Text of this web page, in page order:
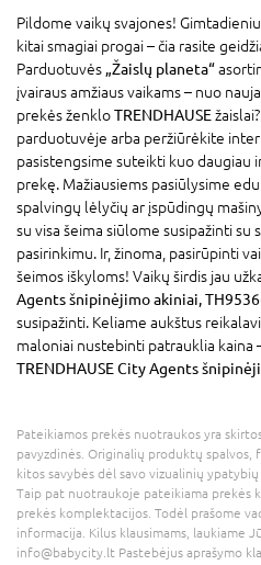
Pildome vaikų svajones!
kitai smagiai progai – čia rasite
Parduotuvės „Žaislų planeta“
įvairaus amžiaus vaikams – nuo
prekės ženkloTRENDHAUSE
parduotuvėje arba peržiūrėkite
pasistengsime suteikti kuo daugiau
prekę. Mažiausiems pasiūlysime
spalvingų lėlyčių ar įspūdingų
su visa šeima siūlome susipažinti su
pasirinkimu. Ir, žinoma, pasirūpinti
šeimos iškyloms! Vaikų širdis jau
Agents šnipinėjimo akiniai,
susipažinti. Keliame aukštus
maloniai nustebinti patrauklia kaina
TRENDHAUSE City Agents
Pateikiamos prekės nuotraukos yra
pavyzdinės. Originalių produktų spalvos,
kitos savybės dėl savo vizualinių
Taip pat nuotraukoje pateikiama prekės
prekės komplektacijos. Todėl prašome
informacija. Kilus klausimams, laukiame
info@babycity.lt Pastebėjus aprašymo